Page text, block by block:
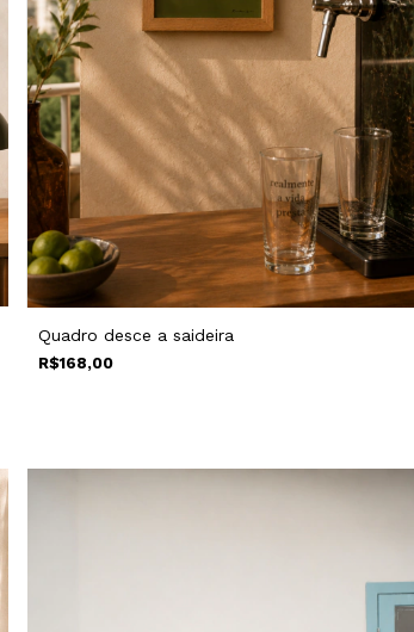
Quadro desce a saideira
R$168,00